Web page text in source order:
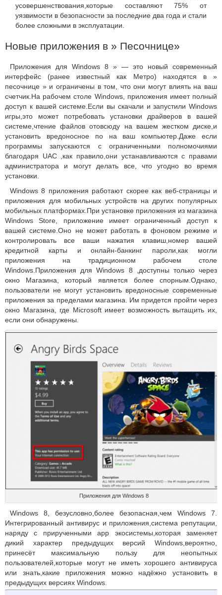
усовершенствования,которые составляют 75% от
уязвимости в безопасности за последние два года и стали
более сложными в эксплуатации.
Новые приложения в » Песочнице»
Приложения для Windows 8 » — это новый современный
интерфейс (ранее известный как Метро) находятся в »
песочнице » и ограничены в том, что они могут влиять на ваш
счетчик.На рабочем столе Windows, приложения имеет полный
доступ к вашей системе.Если вы скачали и запустили Windows
игры,это может потребовать установки драйверов в вашей
системе,чтение файлов отовсюду на вашем жестком диске,и
установить вредоносное по на ваш компьютер.Даже если
программы запускаются с ограниченными полномочиями
благодаря UAC ,как правило,они устанавливаются с правами
администратора и могут делать все, что угодно во время
установки.
Windows 8 приложения работают скорее как веб-страницы и
приложения для мобильных устройств на других популярных
мобильных платформах.При установке приложения из магазина
Windows Store, приложение имеет ограниченный доступ к
вашей системе.Оно не может работать в фоновом режиме и
контролировать все ваши нажатия клавиш,номер вашей
кредитной карты и онлайн-банкинг пароли,как могли
приложения на традиционном рабочем столе
Windows.Приложения для Windows 8 ,доступны только через
окно Магазина, который является более спорным.Однако,
пользователи не могут установить вредоносные современные
приложения за пределами магазина. Им придется пройти через
окно Магазина, где Microsoft имеет возможность вытащить их,
если они обнаружены.
Приложения для Windows 8
Windows 8, безусловно,более безопасная,чем Windows 7.
Интегрированный антивирус и приложения,система репутации,
наряду с прирученными app экосистемы,которая заменяет
дикий характер предыдущих версий Windows,вероятно,
принесёт максимальную пользу для неопытных
пользователей,которые могут не иметь хорошего антивируса
или знать,какие приложения можно надёжно установить в
предыдущих версиях Windows.